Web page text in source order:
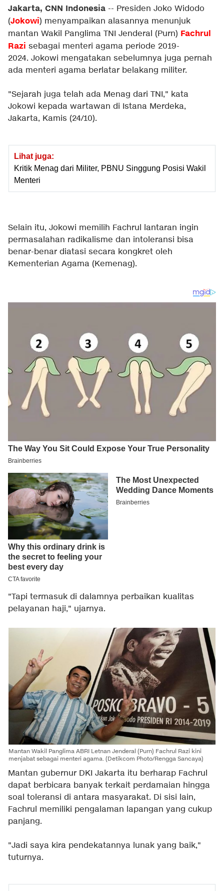
Jakarta, CNN Indonesia -- Presiden Joko Widodo
(Jokowi) menyampaikan alasannya menunjuk
mantan Wakil Panglima TNI Jenderal (Purn) Fachrul
Razi sebagai menteri agama periode 2019-
2024. Jokowi mengatakan sebelumnya juga pernah
ada menteri agama berlatar belakang militer.
"Sejarah juga telah ada Menag dari TNI," kata
Jokowi kepada wartawan di Istana Merdeka,
Jakarta, Kamis (24/10).
Lihat juga:
Kritik Menag dari Militer, PBNU Singgung Posisi Wakil
Menteri
Selain itu, Jokowi memilih Fachrul lantaran ingin
permasalahan radikalisme dan intoleransi bisa
benar-benar diatasi secara kongkret oleh
Kementerian Agama (Kemenag).
"Tapi termasuk di dalamnya perbaikan kualitas
pelayanan haji," ujarnya.
Mantan Wakil Panglima ABRI Letnan Jenderal (Purn) Fachrul Razi kini
menjabat sebagai menteri agama.(Detikcom Photo/Rengga Sancaya)
Mantan gubernur DKI Jakarta itu berharap Fachrul
dapat berbicara banyak terkait perdamaian hingga
soal toleransi di antara masyarakat. Di sisi lain,
Fachrul memiliki pengalaman lapangan yang cukup
panjang.
"Jadi saya kira pendekatannya lunak yang baik,"
tuturnya.